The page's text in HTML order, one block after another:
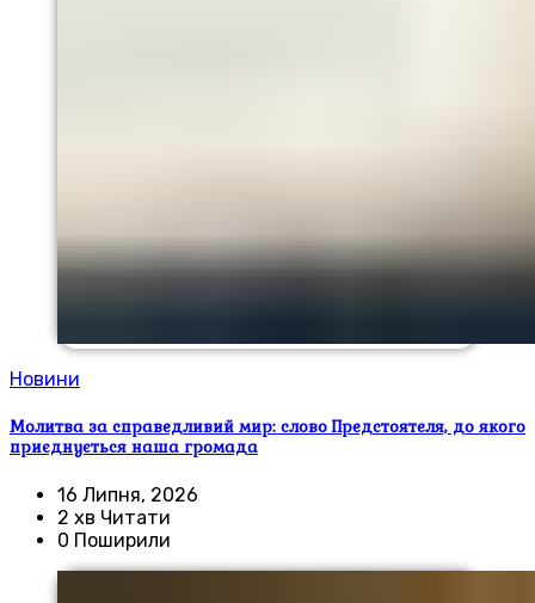
Новини
Молитва за справедливий мир: слово Предстоятеля, до якого
приєднується наша громада
16 Липня, 2026
2 хв Читати
0 Поширили